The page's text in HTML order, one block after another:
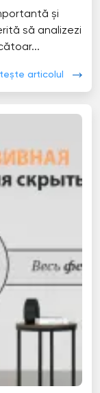
și
să analizezi
articolul